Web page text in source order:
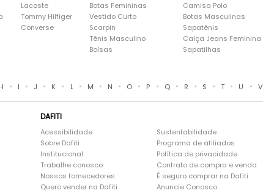
Lacoste
Tommy Hilfiger
Converse
Botas Femininas
Vestido Curto
Scarpin
Tênis Masculino
Bolsas
Camisa Polo
Botas Masculinas
Sapatênis
Calça Jeans Feminina
Sapatilhas
H • I • J • K • L • M • N • O • P • Q • R • S • T • U • V
DAFITI
Acessibilidade
Sobre Dafiti
Institucional
Trabalhe conosco
Nossos fornecedores
Quero vender na Dafiti
Sustentabilidade
Programa de afiliados
Política de privacidade
Contrato de compra e venda
É seguro comprar na Dafiti
Anuncie Conosco